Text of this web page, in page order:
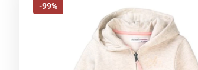
-99%